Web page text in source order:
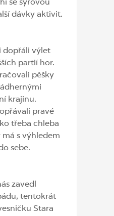
se sýrovou
dávky aktivit.
dopřáli výlet
partií hor.
pěšky
krajinu.
pravé
třeba chleba
s výhledem
sebe.
zavedl
tentokrát
Stara